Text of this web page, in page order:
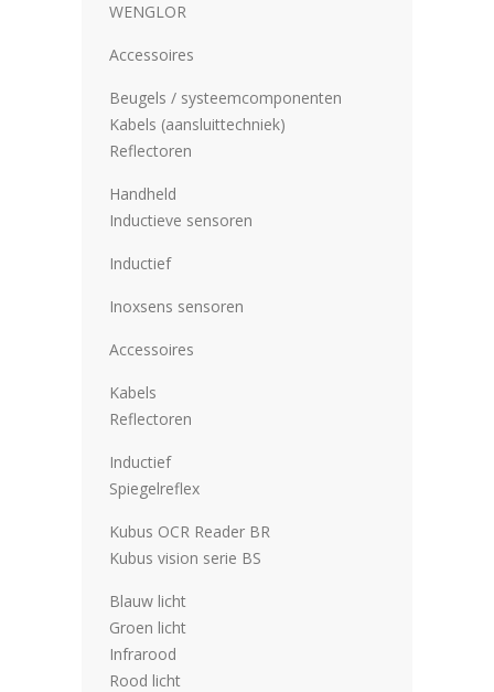
WENGLOR
Accessoires
Beugels / systeemcomponenten
Kabels (aansluittechniek)
Reflectoren
Handheld
Inductieve sensoren
Inductief
Inoxsens sensoren
Accessoires
Kabels
Reflectoren
Inductief
Spiegelreflex
Kubus OCR Reader BR
Kubus vision serie BS
Blauw licht
Groen licht
Infrarood
Rood licht